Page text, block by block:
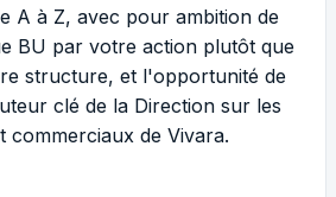
A à Z, avec pour ambition de
BU par votre action plutôt que
structure, et l'opportunité de
clé de la Direction sur les
commerciaux de Vivara.